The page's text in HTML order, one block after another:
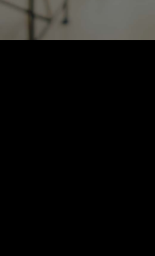
Menú principal